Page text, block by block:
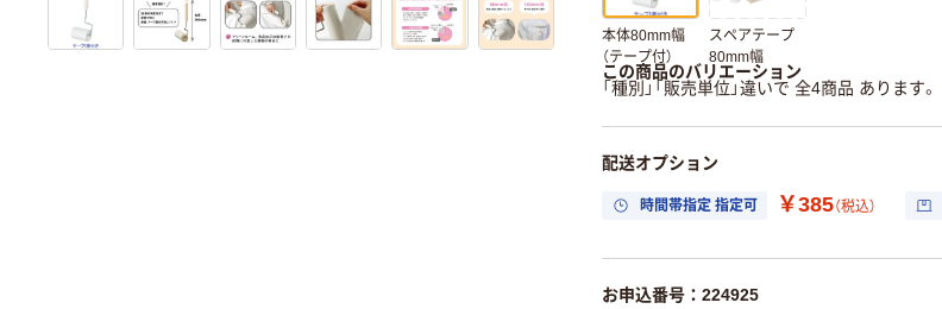
本体80mm幅
（テープ付）
スペアテープ
80mm幅
この商品のバリエーション
「種別」「販売単位」違いで 全4商品 あります。
配送オプション
時間帯指定 指定可 ￥385（税込）
お申込番号：224925